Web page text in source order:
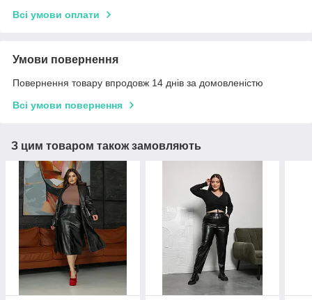
Всі умови оплати
Умови повернення
Повернення товару впродовж 14 днів за домовленістю
Всі умови повернення
З цим товаром також замовляють